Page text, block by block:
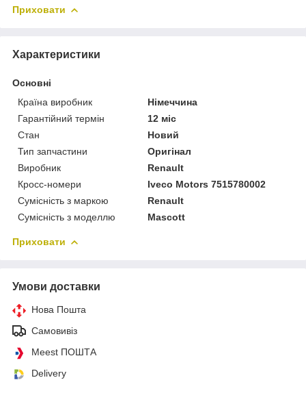
Приховати
Характеристики
Основні
Країна виробник
Німеччина
Гарантійний термін
12 міс
Стан
Новий
Тип запчастини
Оригінал
Виробник
Renault
Кросс-номери
Iveco Motors 7515780002
Сумісність з маркою
Renault
Сумісність з моделлю
Mascott
Приховати
Умови доставки
Нова Пошта
Самовивіз
Meest ПОШТА
Delivery